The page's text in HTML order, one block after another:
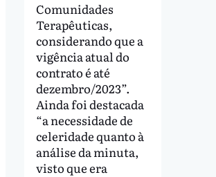
Comunidades
Terapêuticas,
considerando que a
vigência atual do
contrato é até
dezembro/2023”.
Ainda foi destacada
“a necessidade de
celeridade quanto à
análise da minuta,
visto que era